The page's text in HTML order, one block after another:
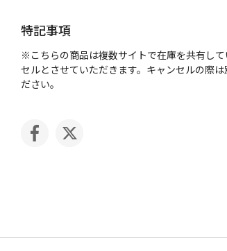
特記事項
※こちらの商品は複数サイトで在庫を共有し
セルとさせていただきます。キャンセルの際
ださい。